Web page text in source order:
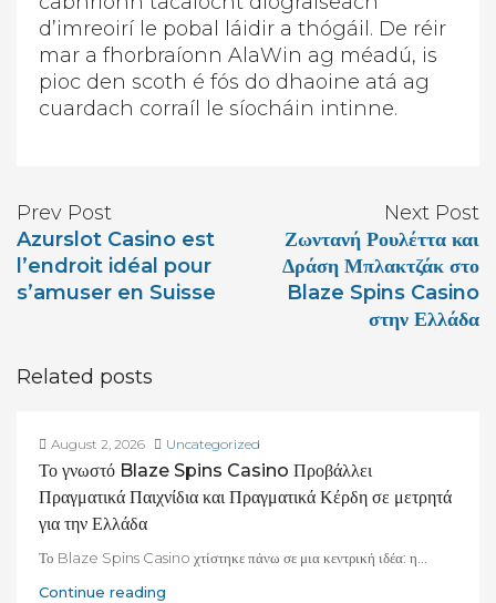
d’imreoirí le pobal láidir a thógáil. De réir
mar a fhorbraíonn AlaWin ag méadú, is
pioc den scoth é fós do dhaoine atá ag
cuardach corraíl le síocháin intinne.
Prev Post
Azurslot Casino est
l’endroit idéal pour
s’amuser en Suisse
Next Post
Ζωντανή Ρουλέττα και
Δράση Μπλακτζάκ στο
Blaze Spins Casino
στην Ελλάδα
Related posts
August 2, 2026 Uncategorized
Το γνωστό Blaze Spins Casino Προβάλλει
Πραγματικά Παιχνίδια και Πραγματικά Κέρδη σε μετρητά
για την Ελλάδα
Το Blaze Spins Casino χτίστηκε πάνω σε μια κεντρική ιδέα: η...
Continue reading